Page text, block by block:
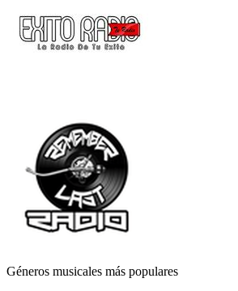
Géneros musicales más populares